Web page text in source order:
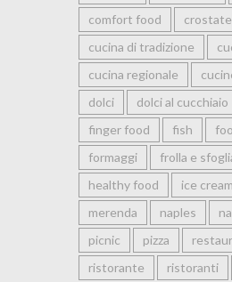
comfort food
crostate
cucina di tradizione
cucina regionale
dolci
dolci al cucchiaio
finger food
fish
formaggi
frolla e
healthy food
ice cream
merenda
naples
picnic
pizza
ristorante
ristoranti